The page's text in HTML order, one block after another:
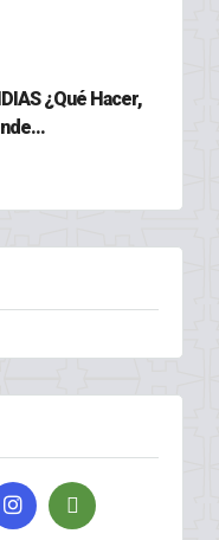
¿Qué Hacer,